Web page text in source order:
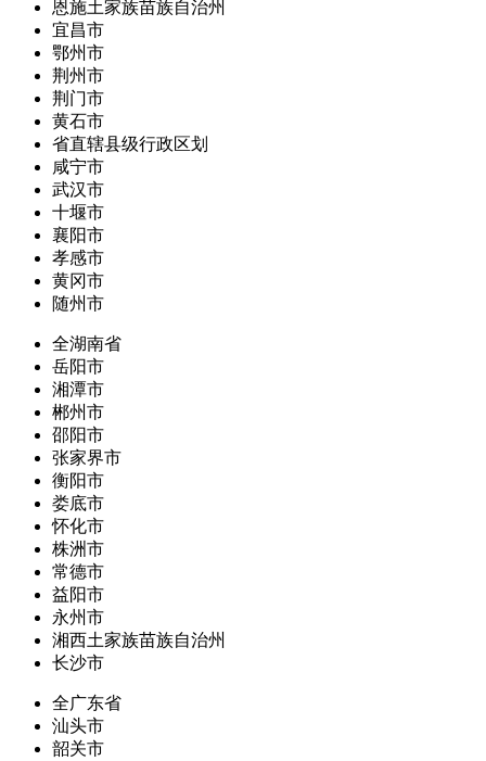
恩施土家族苗族自治州
宜昌市
鄂州市
荆州市
荆门市
黄石市
省直辖县级行政区划
咸宁市
武汉市
十堰市
襄阳市
孝感市
黄冈市
随州市
全湖南省
岳阳市
湘潭市
郴州市
邵阳市
张家界市
衡阳市
娄底市
怀化市
株洲市
常德市
益阳市
永州市
湘西土家族苗族自治州
长沙市
全广东省
汕头市
韶关市